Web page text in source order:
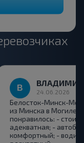
ВЛАДИМИР
24.06.2026
Белосток-Минск-
из Минска в Могилев.
понравилось: -
адекватная; -
комфортный; -